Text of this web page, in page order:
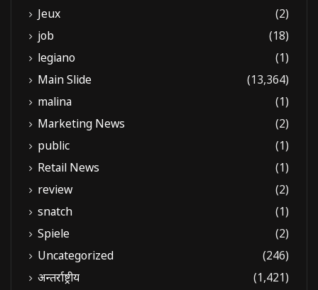
Jeux
(2)
job
(18)
legiano
(1)
Main Slide
(13,364)
malina
(1)
Marketing News
(2)
public
(1)
Retail News
(1)
review
(2)
snatch
(1)
Spiele
(2)
Uncategorized
(246)
अन्तर्राष्ट्रीय
(1,421)